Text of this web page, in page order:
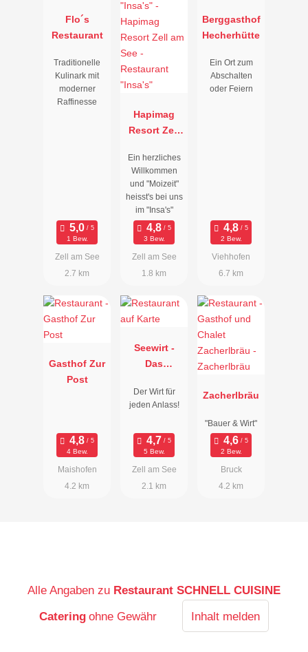
Flo´s
Restaurant
Traditionelle
Kulinark mit
moderner
Raffinesse
1 Bew.
Zell am See
2.7 km
Hapimag
Resort Zell
Restaurant
Ein herzliches
Willkommen
und "Moizeit"
heisst's bei uns
im "Insa's"
3 Bew.
Zell am See
1.8 km
Berggasthof
Hecherhütte
Ein Ort zum
Abschalten
oder Feiern
2 Bew.
Viehhofen
6.7 km
Gasthof Zur
Post
4 Bew.
Maishofen
4.2 km
Seewirt -
Das
Der Wirt für
jeden Anlass!
5 Bew.
Zell am See
2.1 km
Zacherlbräu
"Bauer & Wirt"
2 Bew.
Bruck
4.2 km
Alle Angaben zu Restaurant SCHNELL CUISINE
Catering ohne Gewähr Inhalt melden